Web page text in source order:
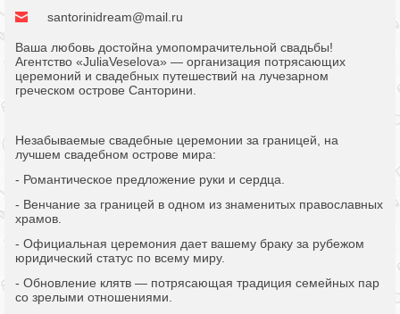
santorinidream@mail.ru
Ваша любовь достойна умопомрачительной свадьбы!
Агентство «JuliaVeselova» — организация потрясающих
церемоний и свадебных путешествий на лучезарном
греческом острове Санторини.
Незабываемые свадебные церемонии за границей, на
лучшем свадебном острове мира:
- Романтическое предложение руки и сердца.
- Венчание за границей в одном из знаменитых православных
храмов.
- Официальная церемония дает вашему браку за рубежом
юридический статус по всему миру.
- Обновление клятв — потрясающая традиция семейных пар
со зрелыми отношениями.